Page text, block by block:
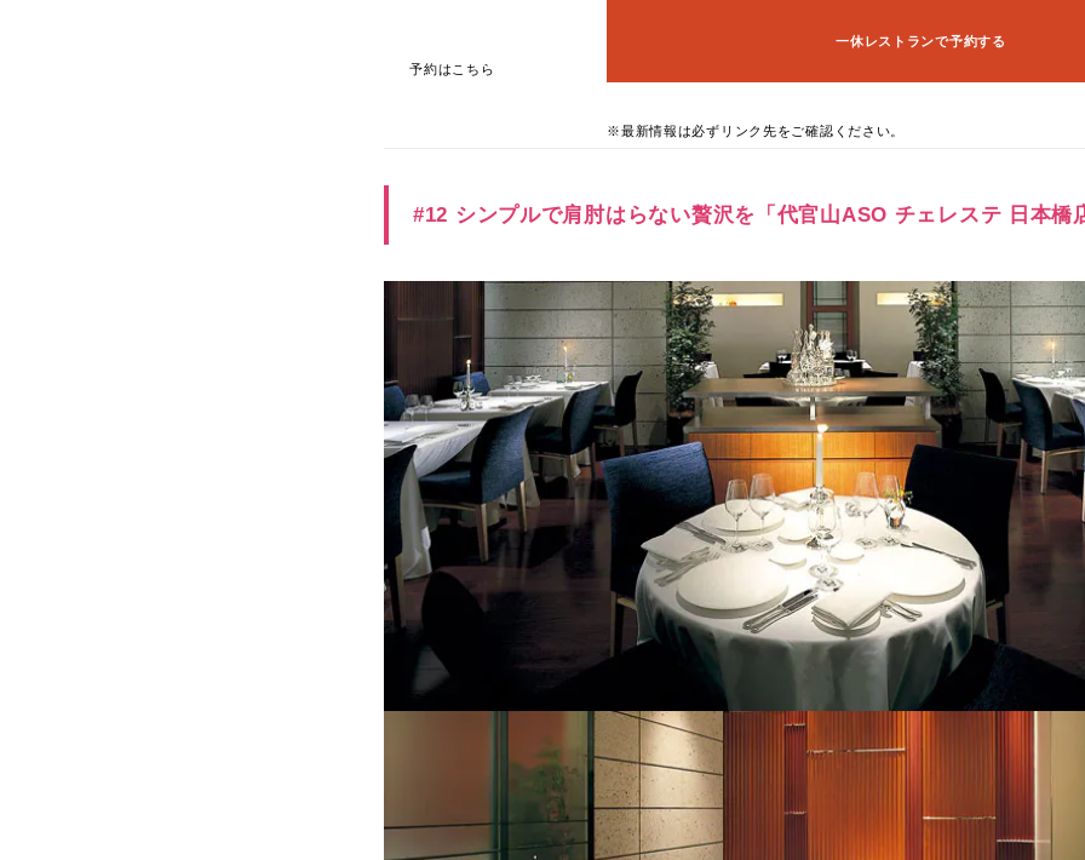
予約はこちら
一休レストランで予約する
※最新情報は必ずリンク先をご確認ください。
#12 シンプルで肩肘はらない贅沢を「代官山ASO チェレステ 日本橋